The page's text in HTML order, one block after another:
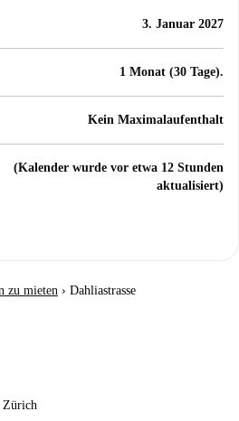
3. Januar 2027
1 Monat (30 Tage).
Kein Maximalaufenthalt
(Kalender wurde vor etwa 12 Stunden
aktualisiert)
zu mieten › Dahliastrasse
Zürich